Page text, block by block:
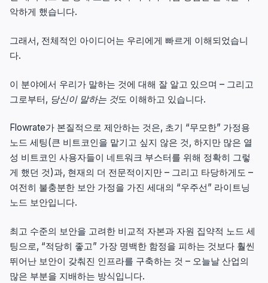
악하게 했습니다.
그래서, 전체적인 아이디어는 우리에게 빠르게 이해되었습니
다.
이 분야에서 우리가 말하는 것에 대해 잘 알고 있으며 – 그리고
그로부터, 당신이 말하는 것도 이해하고 있습니다.
Flowrate가 본질적으로 제안하는 것은, 초기 “무모한” 가정용
노드 세팅(큰 비트코인을 맡기고 싶지 않은 것, 하지만 많은 열
성 비트코인 사용자들이 네트워크 부스터를 위해 정확히 그렇
게 했던 것)과, 현재의 더 전문적이지만 – 그리고 타당하게도 –
여전히 불충분한 보안 가정을 가진 세대의 “우주선” 라이트닝
노드 보안입니다.
최고 수준의 보안을 고려한 비교적 자본과 자원 집약적 노드 세
팅으로, “적당히 좋고” 가장 명백한 함정을 피하는 것보다 훨씬
뛰어난 보안이 갖춰진 인프라를 구축하는 것 – 오늘날 산업의
많은 부분을 지배하는 방식입니다.